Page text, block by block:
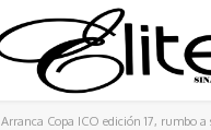
Arranca Copa ICO edición 17, rumbo